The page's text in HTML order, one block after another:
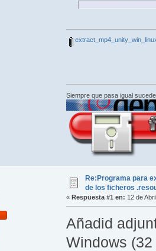
Siempre que pasa igual
Re:Programa para
de los ficheros
« Respuesta #1 en: 12 de
Añadid
Windows